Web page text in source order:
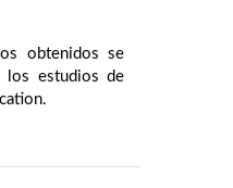
obtenidos se
los estudios de